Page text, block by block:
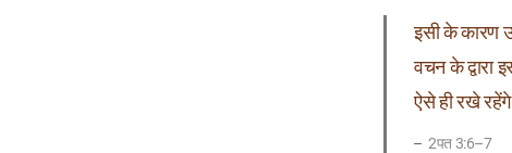
इसी के कारण
वचन के द्वारा
ऐसे ही रखे
2पत 3:6–7